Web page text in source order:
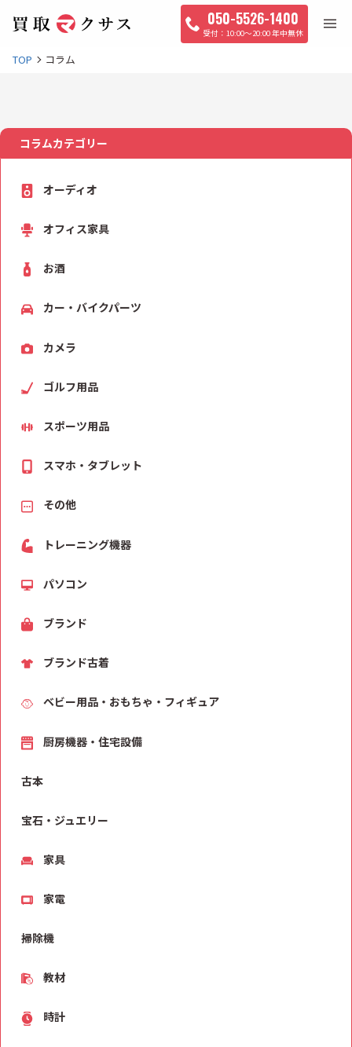
050-5526-1400
10:00〜20:00 年中無休
TOP コラム
コラムカテゴリー
オーディオ
オフィス家具
お酒
カー・バイクパーツ
カメラ
ゴルフ用品
スポーツ用品
スマホ・タブレット
その他
トレーニング機器
パソコン
ブランド
ブランド古着
ベビー用品・おもちゃ・フィギュア
厨房機器・住宅設備
古本
宝石・ジュエリー
家具
家電
掃除機
教材
時計